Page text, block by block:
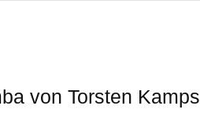
von Torsten Kamps